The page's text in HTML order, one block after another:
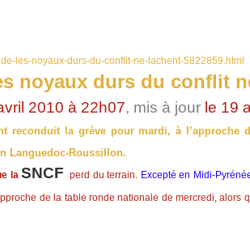
les-noyaux-durs-du-conflit-ne-lachent-5822859.html
noyaux durs du conflit
2010 à 22h07, mis à jour le 19
reconduit la grève pour mardi, à
Languedoc-Roussillon.
laSNCF perd du terrain. Excepté en Midi-
de la table ronde nationale de mercredi, alors